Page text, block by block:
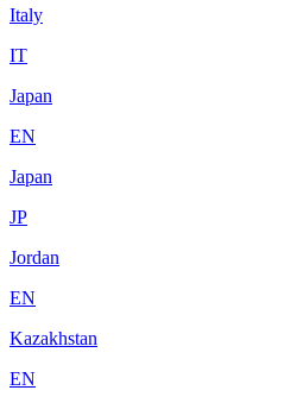
Italy
IT
Japan
EN
Japan
JP
Jordan
EN
Kazakhstan
EN